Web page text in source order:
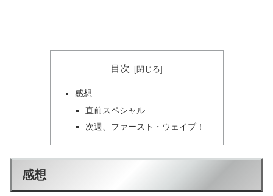
目次
感想
直前スペシャル
次週、ファースト・ウェイブ！
感想